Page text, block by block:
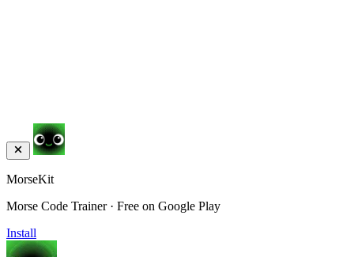
MorseKit
Morse Code Trainer · Free on Google Play
Install